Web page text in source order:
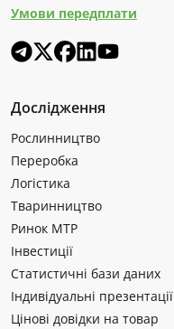
Умови передплати
Дослідження
Рослинництво
Переробка
Логістика
Тваринництво
Ринок МТР
Інвестиції
Статистичні бази даних
Індивідуальні презентації
Цінові довідки на товар